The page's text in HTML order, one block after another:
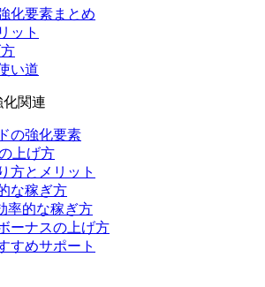
化要素まとめ
ット
い道
関連
の強化要素
上げ方
方とメリット
な稼ぎ方
率的な稼ぎ方
ーナスの上げ方
すめサポート